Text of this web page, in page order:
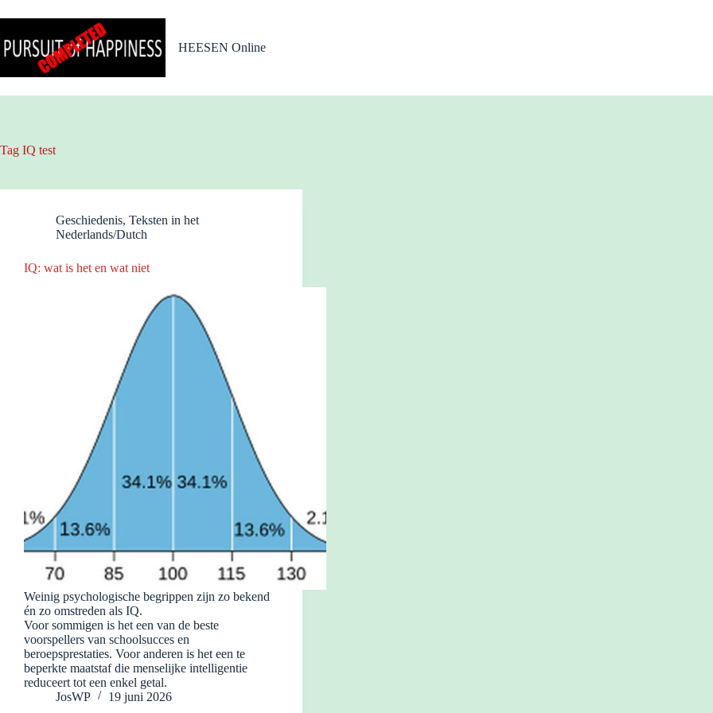
naar
inhoud
HEESEN Online
Tag IQ test
Geschiedenis, Teksten in het
Nederlands/Dutch
IQ: wat is het en wat niet
Weinig psychologische begrippen zijn zo bekend
én zo omstreden als IQ.
Voor sommigen is het een van de beste
voorspellers van schoolsucces en
beroepsprestaties. Voor anderen is het een te
beperkte maatstaf die menselijke intelligentie
reduceert tot een enkel getal.
JosWP
19 juni 2026